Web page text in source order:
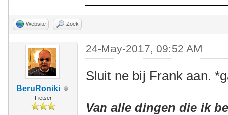
Website Zoek
BeruRoniki
Fietser
24-May-2017, 09:52 AM
Sluit ne bij Frank aan.
Van alle dingen die ik